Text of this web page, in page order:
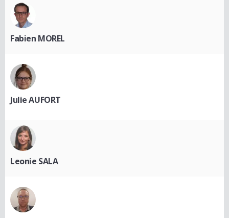
Fabien MOREL
Julie AUFORT
Leonie SALA